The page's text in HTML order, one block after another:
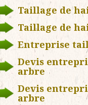
Taillage de
Taillage de
Entreprise
Devis
arbre
Devis
arbre